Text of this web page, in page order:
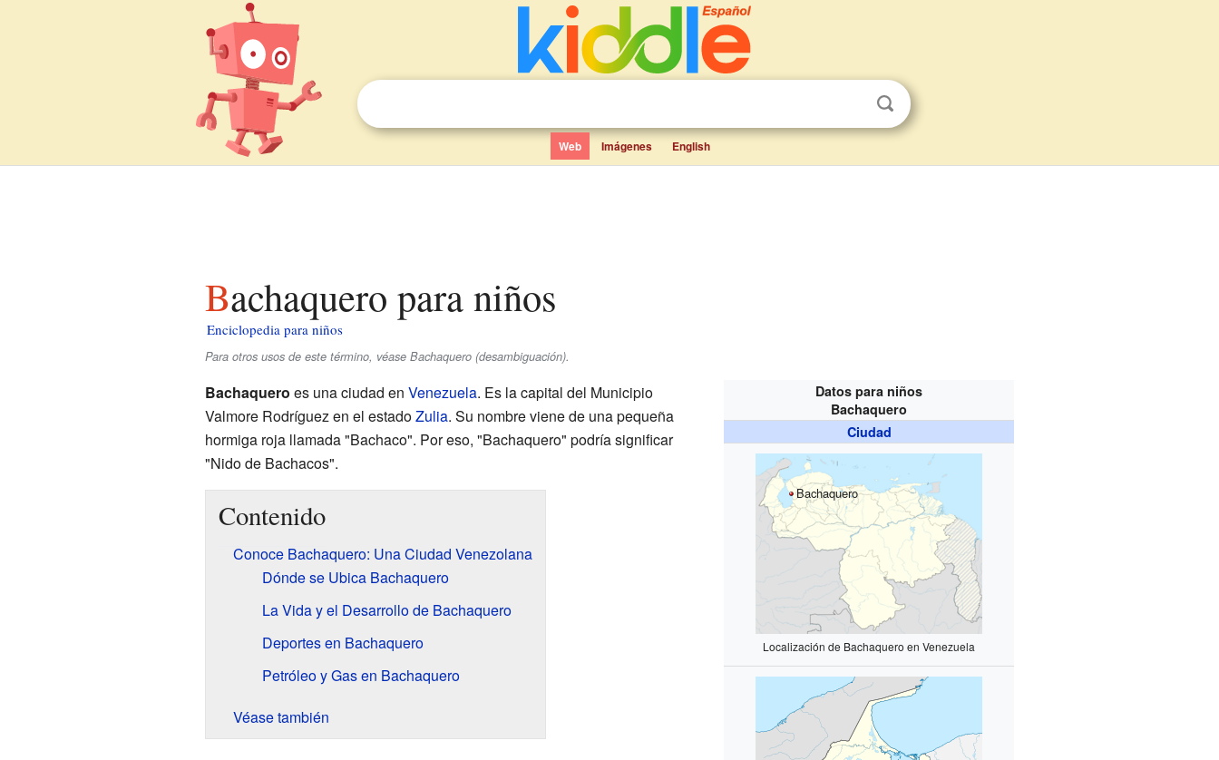
Web Imágenes English
Bachaquero para niños
Enciclopedia para niños
Para otros usos de este término, véase Bachaquero (desambiguación).
Datos para niños
Bachaquero
Ciudad
Bachaquero
Localización de Bachaquero en Venezuela
Bachaquero es una ciudad en Venezuela. Es la capital del Municipio
Valmore Rodríguez en el estadoZulia. Su nombre viene de una pequeña
hormiga roja llamada "Bachaco". Por eso, "Bachaquero" podría significar
"Nido de Bachacos".
Contenido
Conoce Bachaquero: Una Ciudad Venezolana
Dónde se Ubica Bachaquero
La Vida y el Desarrollo de Bachaquero
Deportes en Bachaquero
Petróleo y Gas en Bachaquero
Véase también